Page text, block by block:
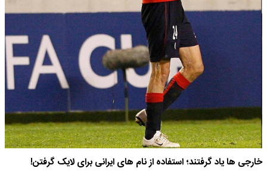
خارجی ها یاد گرفتند؛ استفاده از نام های ایرانی برای لایک گرفتن!